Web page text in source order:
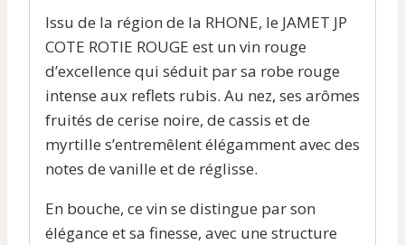
Issu de la région de la RHONE, le JAMET JP
COTE ROTIE ROUGE est un vin rouge
d’excellence qui séduit par sa robe rouge
intense aux reflets rubis. Au nez, ses arômes
fruités de cerise noire, de cassis et de
myrtille s’entremêlent élégamment avec des
notes de vanille et de réglisse.
En bouche, ce vin se distingue par son
élégance et sa finesse, avec une structure